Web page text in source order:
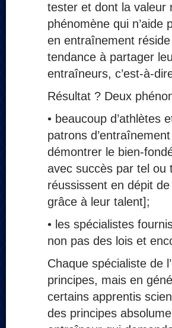
tester et dont la valeur
phénomène qui n’aide
en entraînement
tendance à partager
entraîneurs, c’est-à-
Résultat ? Deux
• beaucoup d’athlètes
patrons
démontrer le bien-
avec succès par tel ou
réussissent en dépit
grâce à leur talent];
• les spécialistes
non pas des lois et
Chaque spécialiste de
principes, mais en
certains apprentis
des principes